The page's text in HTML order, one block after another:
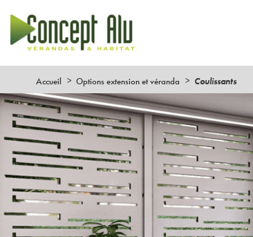
Accueil Options extension et véranda Coulissants